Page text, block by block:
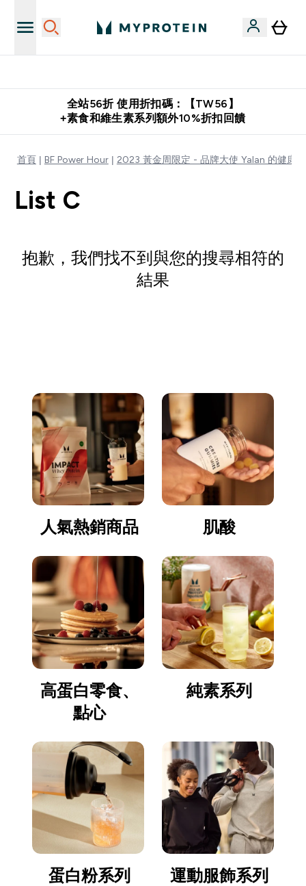
全站56折 使用折扣碼：【TW56】
+素食和維生素系列額外10%折扣回饋
首頁 BF Power Hour 2023 黃金周限定 - 品牌大使 Yalan 的健康
List C
抱歉，我們找不到與您的搜尋相符的
結果
人氣熱銷商品 肌酸
高蛋白零食、
點心
純素系列
蛋白粉系列 運動服飾系列